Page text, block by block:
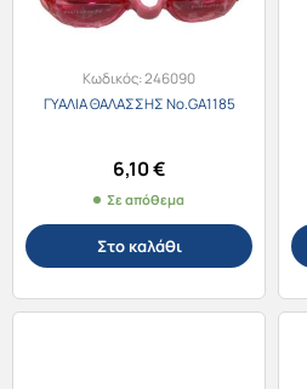
Κωδικός:246090
ΓΥΑΛΙΑ ΘΑΛΑΣΣΗΣ Νο.GA1185
6,10€
Σε απόθεμα
Στο καλάθι